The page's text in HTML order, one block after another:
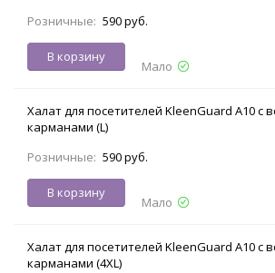
Розничные: 590 руб.
В корзину
Мало
Халат для посетителей KleenGuard A10 с
карманами (L)
Розничные: 590 руб.
В корзину
Мало
Халат для посетителей KleenGuard A10 с
карманами (4XL)